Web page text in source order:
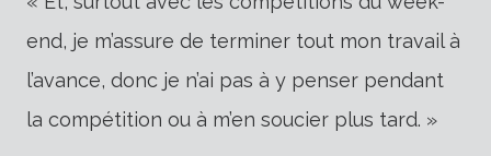
end, je m’assure de terminer tout mon travail à
l’avance, donc je n’ai pas à y penser pendant
la compétition ou à m’en soucier plus tard. »